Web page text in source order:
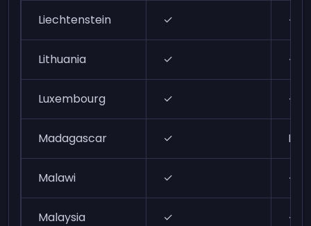
Liechtenstein ✓ ✓
Lithuania ✓ ✓
Luxembourg ✓ ✓
Madagascar ✓ N/A
Malawi ✓ ✓
Malaysia ✓ ✓